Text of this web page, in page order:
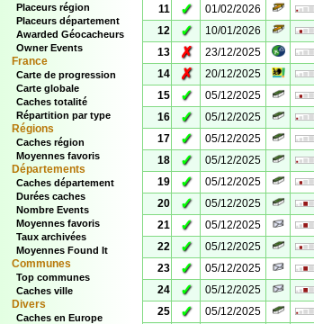
Placeurs région
Placeurs département
Awarded Géocacheurs
Owner Events
France
Carte de progression
Carte globale
Caches totalité
Répartition par type
Régions
Caches région
Moyennes favoris
Départements
Caches département
Durées caches
Nombre Events
Moyennes favoris
Taux archivées
Moyennes Found It
Communes
Top communes
Caches ville
Divers
Caches en Europe
11
✓ 01/02/2026
12
✓ 10/01/2026
13
✗ 23/12/2025
14
✗ 20/12/2025
15
✓ 05/12/2025
16
✓ 05/12/2025
17
✓ 05/12/2025
18
✓ 05/12/2025
19
✓ 05/12/2025
20
✓ 05/12/2025
21
✓ 05/12/2025
22
✓ 05/12/2025
23
✓ 05/12/2025
24
✓ 05/12/2025
25
✓ 05/12/2025